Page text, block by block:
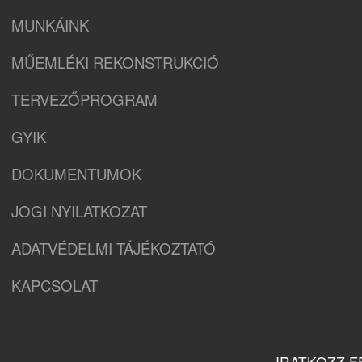
MUNKÁINK
MŰEMLÉKI REKONSTRUKCIÓ
TERVEZŐPROGRAM
GYIK
DOKUMENTUMOK
JOGI NYILATKOZAT
ADATVÉDELMI TÁJÉKOZTATÓ
KAPCSOLAT